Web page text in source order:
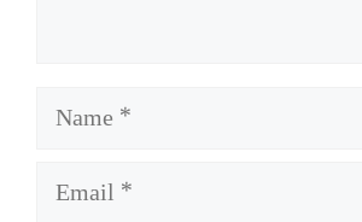
Name
Email